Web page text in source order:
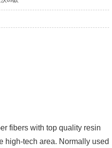
fibers with top quality resin
high-tech area. Normally used